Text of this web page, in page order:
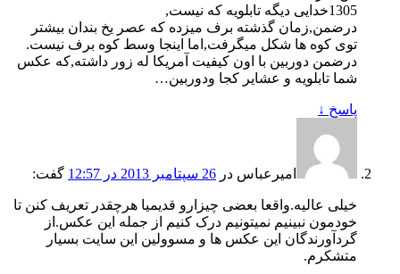
1305خدایی دیگه تابلویه که نیست,
درضمن,زمان گذشته برف میزده که عصر یخ بندان بیشتر
توی کوه ها شکل میگرفت,اما اینجا وسط کوه برف نیست.
درضمن دوربین با اون کیفیت آمریکا له زور داشته,که عکس
شما تابلویه و عشایر کجا ودوربین…
پاسخ ↓
امیرعباس در 26 سپتامبر 2013 در 12:57 گفت:
خیلی عالیه.واقعا بعضی چیزارو قدیمیا هرچقدر تعریف کنن تا
خودمون نبینیم نمیتونیم درک کنیم از جمله این عکس.از
گردآورندگان این عکس ها و مسوولین این سایت بسیار
متشکرم.